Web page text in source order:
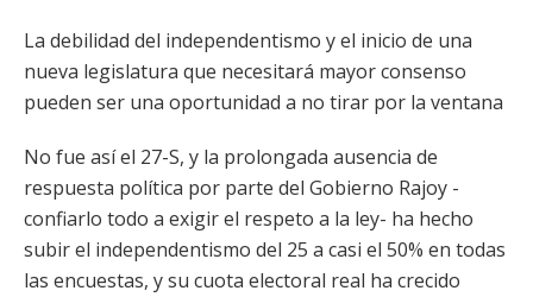
La debilidad del independentismo y el inicio de una
nueva legislatura que necesitará mayor consenso
pueden ser una oportunidad a no tirar por la ventana
No fue así el 27-S, y la prolongada ausencia de
respuesta política por parte del Gobierno Rajoy -
confiarlo todo a exigir el respeto a la ley- ha hecho
subir el independentismo del 25 a casi el 50% en todas
las encuestas, y su cuota electoral real ha crecido